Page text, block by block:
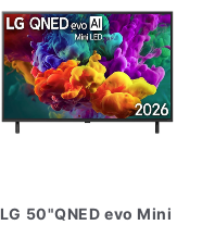
LG 50"QNED evo Mini